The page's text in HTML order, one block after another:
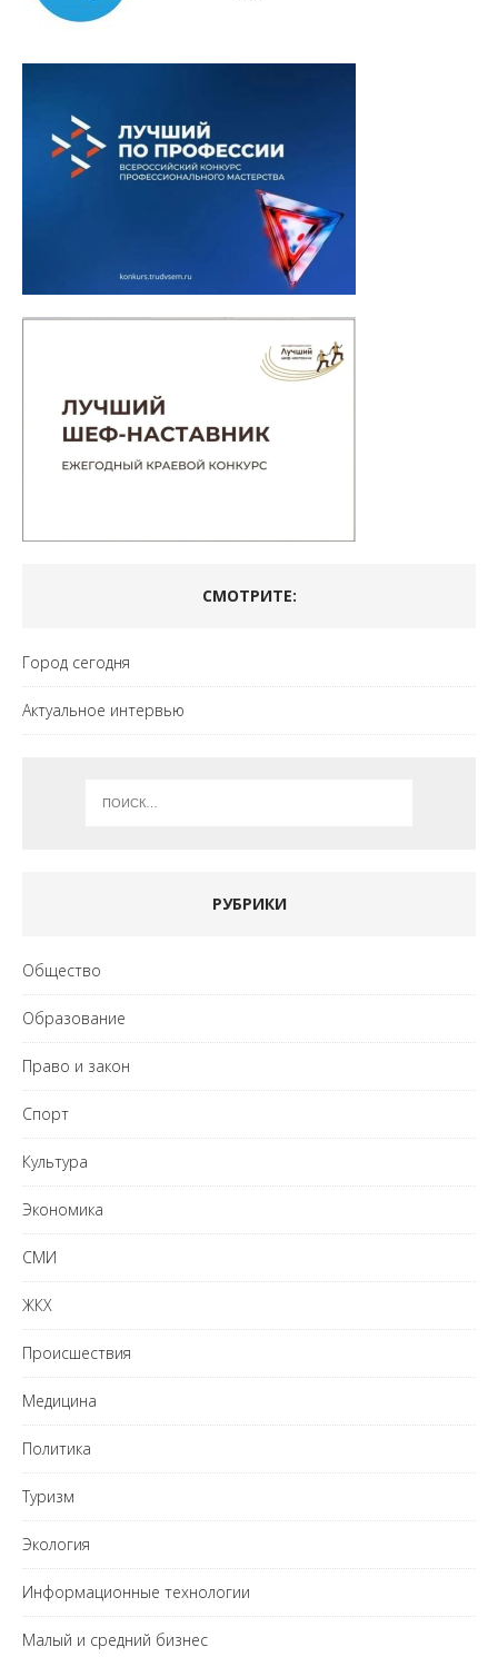
СМОТРИТЕ:
Город сегодня
Актуальное интервью
РУБРИКИ
Общество
Образование
Право и закон
Спорт
Культура
Экономика
СМИ
ЖКХ
Происшествия
Медицина
Политика
Туризм
Экология
Информационные технологии
Малый и средний бизнес